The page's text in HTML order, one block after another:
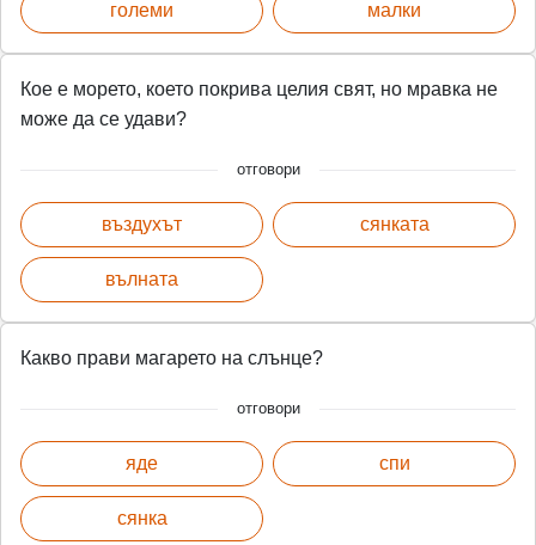
големи малки
Кое е морето, което покрива целия свят, но мравка не
може да се удави?
отговори
въздухът
вълната
сянката
Какво прави магарето на слънце?
отговори
яде
сянка
спи